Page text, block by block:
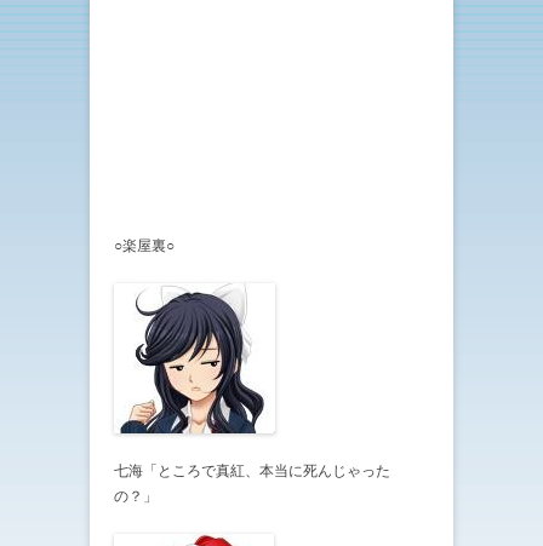
○楽屋裏○
七海「ところで真紅、本当に死んじゃった
の？」